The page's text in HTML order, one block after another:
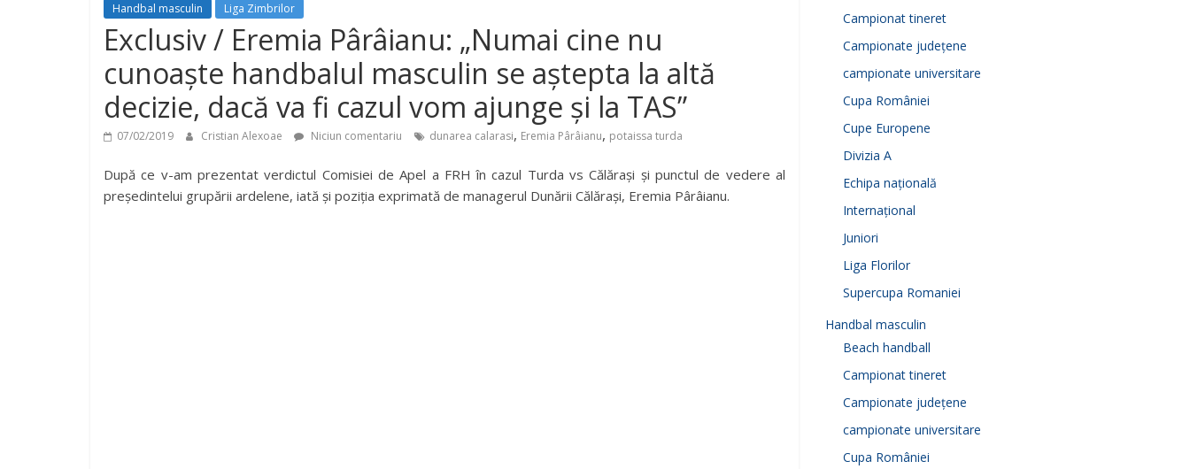
Handbal masculin Liga Zimbrilor
Exclusiv / Eremia Pârâianu: „Numai cine nu
cunoaște handbalul masculin se aștepta la altă
decizie, dacă va fi cazul vom ajunge și la TAS”
07/02/2019 Cristian Alexoae Niciun comentariu dunarea calarasi, Eremia Pârâianu, potaissa turda
După ce v-am prezentat verdictul Comisiei de Apel a FRH în cazul Turda vs Călărași și punctul de vedere al
președintelui grupării ardelene, iată și poziția exprimată de managerul Dunării Călărași, Eremia Pârâianu.
Campionat tineret
Campionate județene
campionate universitare
Cupa României
Cupe Europene
Divizia A
Echipa națională
Internațional
Juniori
Liga Florilor
Supercupa Romaniei
Handbal masculin
Beach handball
Campionat tineret
Campionate județene
campionate universitare
Cupa României